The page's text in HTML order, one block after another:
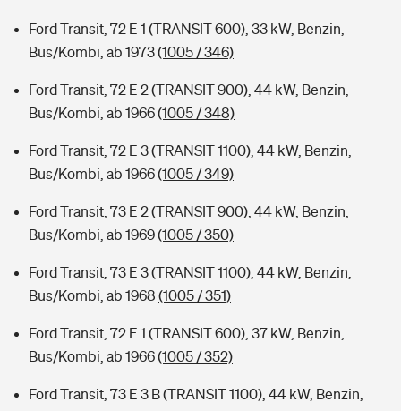
Ford Transit, 72 E 1 (TRANSIT 600), 33 kW, Benzin,
Bus/Kombi, ab 1973(1005 / 346)
Ford Transit, 72 E 2 (TRANSIT 900), 44 kW, Benzin,
Bus/Kombi, ab 1966(1005 / 348)
Ford Transit, 72 E 3 (TRANSIT 1100), 44 kW, Benzin,
Bus/Kombi, ab 1966(1005 / 349)
Ford Transit, 73 E 2 (TRANSIT 900), 44 kW, Benzin,
Bus/Kombi, ab 1969(1005 / 350)
Ford Transit, 73 E 3 (TRANSIT 1100), 44 kW, Benzin,
Bus/Kombi, ab 1968 (1005 / 351)
Ford Transit, 72 E 1 (TRANSIT 600), 37 kW, Benzin,
Bus/Kombi, ab 1966(1005 / 352)
Ford Transit, 73 E 3 B (TRANSIT 1100), 44 kW, Benzin,